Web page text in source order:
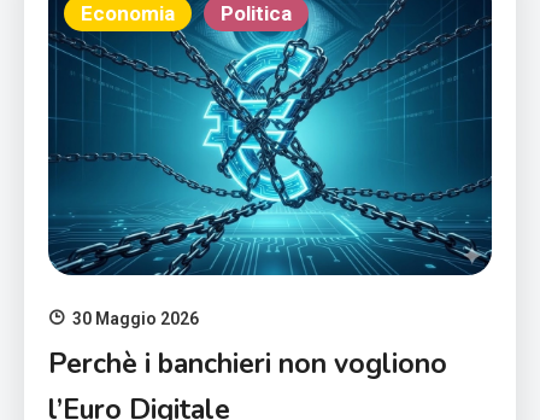
Economia Politica
30 Maggio 2026
Perchè i banchieri non vogliono
l’Euro Digitale